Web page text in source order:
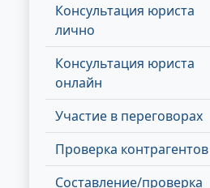
Консультация юриста
лично
Консультация юриста
онлайн
Участие в переговорах
Проверка контрагентов
Составление/проверка